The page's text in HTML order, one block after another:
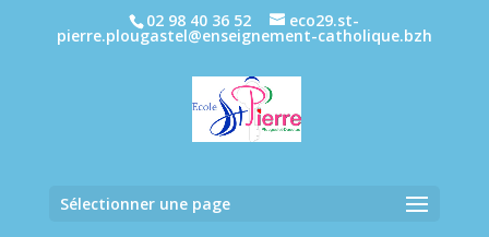
02 98 40 36 52 eco29.st-
pierre.plougastel@enseignement-catholique.bzh
Sélectionner une page